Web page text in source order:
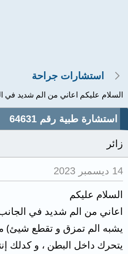
استشارات جراحة
السلام عليكم اعاني من الم شديد في
استشارة طبية رقم 64631
زائر
14 ديسمبر 2023
السلام عليكم
اعاني من الم شديد في
يشبه الم تمزق و تقطع شيئ)
يتحرك داخل البطن ، و كدلك